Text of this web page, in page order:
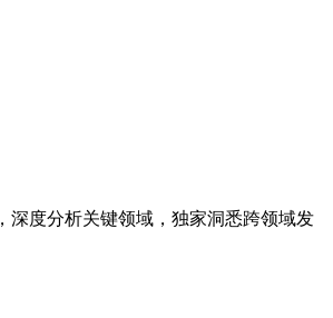
，深度分析关键领域，独家洞悉跨领域发